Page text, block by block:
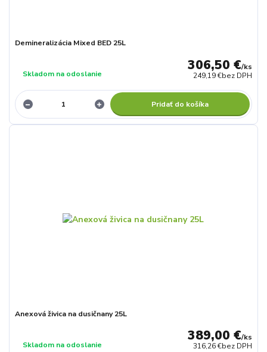
Demineralizácia Mixed BED 25L
306,50 €/ks
249,19 €bez DPH
Skladom na odoslanie
Pridať do košíka
Anexová živica na dusičnany 25L
389,00 €/ks
316,26 €bez DPH
Skladom na odoslanie